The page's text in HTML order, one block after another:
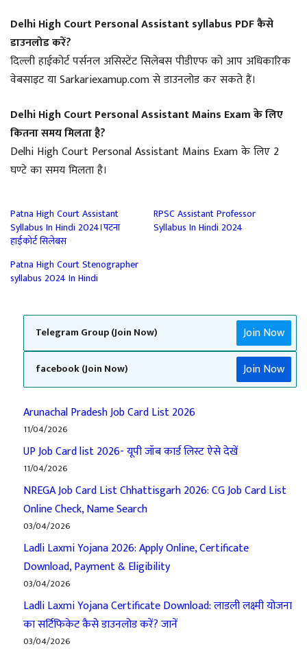
Delhi High Court Personal Assistant syllabus PDF कैसे
डाउनलोड करें?
दिल्ली हाईकोर्ट पर्सनल असिस्टेंट सिलेबस पीडीएफ को आप अधिकारिक
वेबसाइट या Sarkariexamup.com से डाउनलोड कर सकते हैं।
Delhi High Court Personal Assistant Mains Exam के लिए
कितना समय मिलता है?
Delhi High Court Personal Assistant Mains Exam के लिए 2
घण्टे का समय मिलता है।
Patna High Court Assistant
Syllabus In Hindi 2024।पटना
हाईकोर्ट सिलेबस
RPSC Assistant Professor
Syllabus In Hindi 2024
Patna High Court Stenographer
syllabus 2024 In Hindi
Telegram Group (Join Now) Join Now
facebook (Join Now) Join Now
Arunachal Pradesh Job Card List 2026
11/04/2026
UP Job Card list 2026- यूपी जॉब कार्ड लिस्ट ऐसे देखें
11/04/2026
NREGA Job Card List Chhattisgarh 2026: CG Job Card List
Online Check, Name Search
03/04/2026
Ladli Laxmi Yojana 2026: Apply Online, Certificate
Download, Payment & Eligibility
03/04/2026
Ladli Laxmi Yojana Certificate Download: लाडली लक्ष्मी योजना
का सर्टिफिकेट कैसे डाउनलोड करें? जानें
03/04/2026